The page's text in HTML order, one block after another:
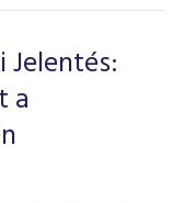
Jelentés:
a